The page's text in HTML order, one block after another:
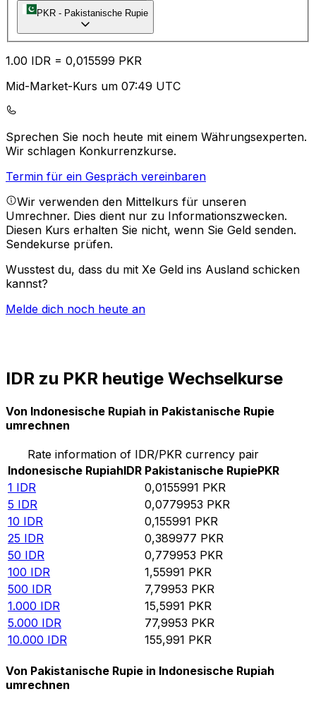
PKR - Pakistanische Rupie
1.00 IDR = 0,015599 PKR
Mid-Market-Kurs um 07:49 UTC
Sprechen Sie noch heute mit einem Währungsexperten.
Wir schlagen Konkurrenzkurse.
Termin für ein Gespräch vereinbaren
Wir verwenden den Mittelkurs für unseren
Umrechner. Dies dient nur zu Informationszwecken.
Diesen Kurs erhalten Sie nicht, wenn Sie Geld senden.
Sendekurse prüfen.
Wusstest du, dass du mit Xe Geld ins Ausland schicken
kannst?
Melde dich noch heute an
IDR zu PKR heutige Wechselkurse
Von Indonesische Rupiah in Pakistanische Rupie
umrechnen
Rate information of IDR/PKR currency pair
Indonesische RupiahIDR Pakistanische RupiePKR
1 IDR 0,0155991 PKR
5 IDR 0,0779953 PKR
10 IDR 0,155991 PKR
25 IDR 0,389977 PKR
50 IDR 0,779953 PKR
100 IDR 1,55991 PKR
500 IDR 7,79953 PKR
1.000 IDR 15,5991 PKR
5.000 IDR 77,9953 PKR
10.000 IDR 155,991 PKR
Von Pakistanische Rupie in Indonesische Rupiah
umrechnen